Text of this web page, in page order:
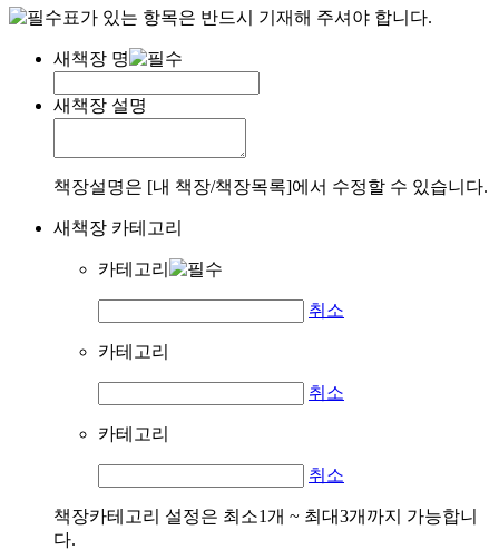
표가 있는 항목은 반드시 기재해 주셔야 합니다.
새책장 명
새책장 설명
책장설명은 [내 책장/책장목록]에서 수정할 수 있습니다.
새책장 카테고리
카테고리
취소
카테고리
취소
카테고리
취소
책장카테고리 설정은 최소1개 ~ 최대3개까지 가능합니
다.